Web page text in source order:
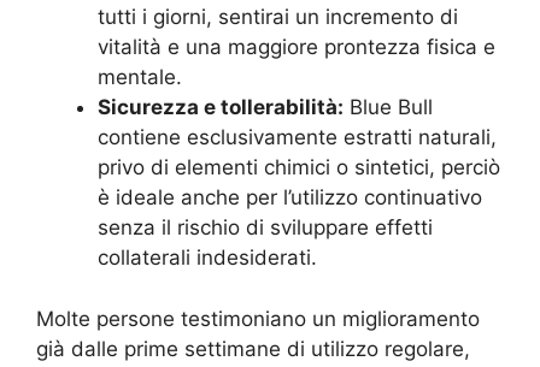
tutti i giorni, sentirai un incremento di
vitalità e una maggiore prontezza fisica e
mentale.
Sicurezza e tollerabilità: Blue Bull
contiene esclusivamente estratti naturali,
privo di elementi chimici o sintetici, perciò
è ideale anche per l’utilizzo continuativo
senza il rischio di sviluppare effetti
collaterali indesiderati.
Molte persone testimoniano un miglioramento
già dalle prime settimane di utilizzo regolare,